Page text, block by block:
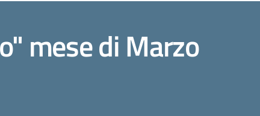
mese di Marzo